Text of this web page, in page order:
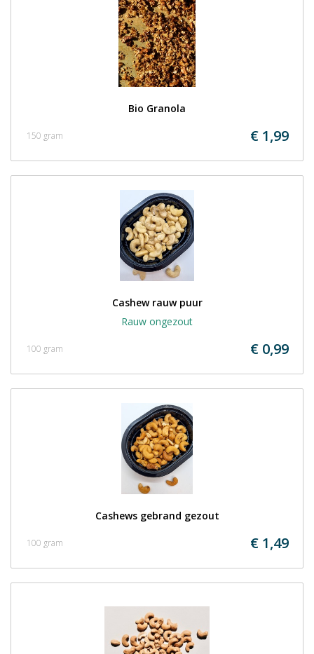
Bio Granola
€ 1,99
150 gram
Cashew rauw puur
Rauw ongezout
€ 0,99
100 gram
Cashews gebrand gezout
€ 1,49
100 gram